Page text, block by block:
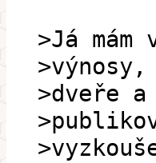
>Já
>dveře